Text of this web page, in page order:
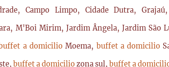
Campo Limpo, Cidade Dutra,
M'Boi Mirim, Jardim Ângela, Jardim São
a domicilioMoema, buffet a domicilio
buffet a domiciliozona sul,buffet a